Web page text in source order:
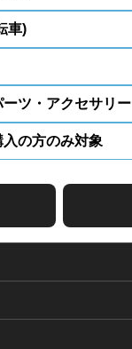
車)
ツ・アクセサリー
の方のみ対象